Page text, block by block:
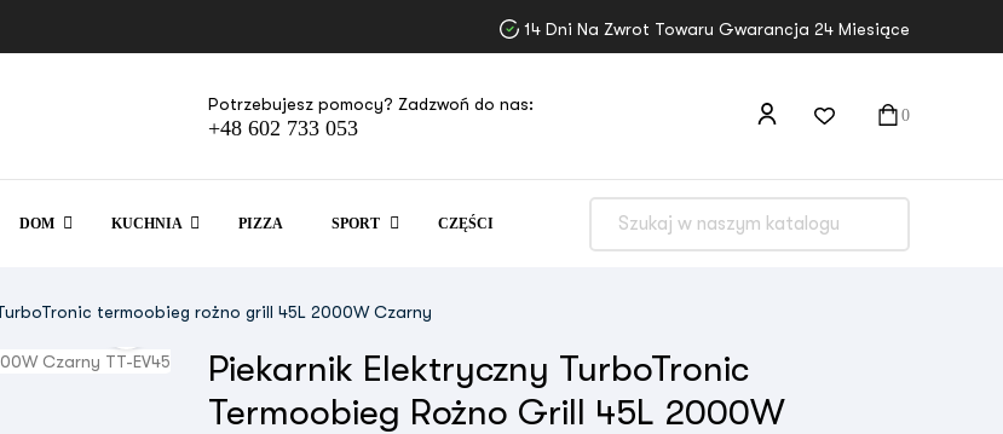
14 Dni Na Zwrot Towaru Gwarancja 24 Miesiące
Potrzebujesz pomocy? Zadzwoń do nas:
+48 602 733 053
0
DOM KUCHNIA PIZZA SPORT CZĘŚCI
termoobieg rożno grill 45L 2000W Czarny

Piekarnik Elektryczny TurboTronic
Termoobieg Rożno Grill 45L 2000W